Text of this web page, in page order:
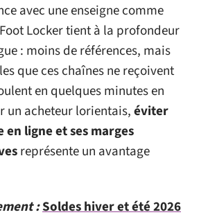
avec une enseigne comme
Locker tient à la profondeur
: moins de références, mais
que ces chaînes ne reçoivent
en quelques minutes en
un acheteur lorientais,éviter
en ligne et ses marges
représente un avantage
:Soldes hiver et été 2026